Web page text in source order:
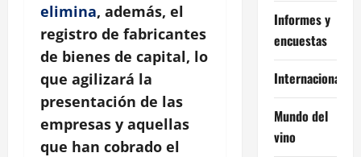
elimina, además, el
registro de fabricantes
de bienes de capital, lo
que agilizará la
presentación de las
empresas y aquellas
que han cobrado el
Informes y
encuestas
Internacional
Mundo del
vino